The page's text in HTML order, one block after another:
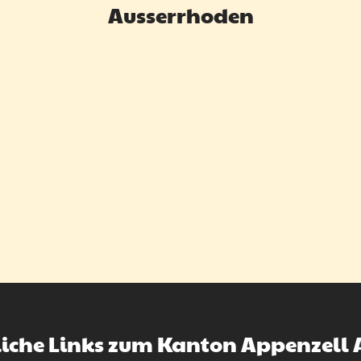
Ausserrhoden
Links zum Kanton Appenzell